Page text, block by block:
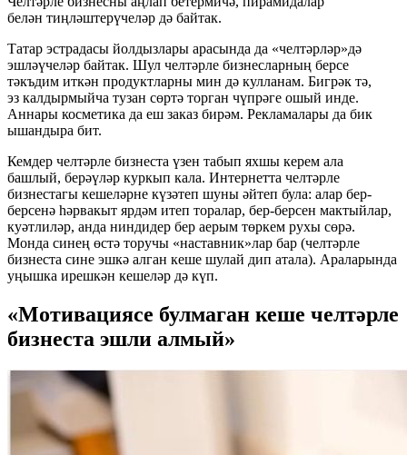
белән тиңләштерүчеләр дә байтак.
Татар эстрадасы йолдызлары арасында да «челтәрләр»дә
эшләүчеләр байтак. Шул челтәрле бизнесларның берсе
тәкъдим иткән продуктларны мин дә кулланам. Бигрәк тә,
эз калдырмыйча тузан сөртә торган чүпрәге ошый инде.
Аннары косметика да еш заказ бирәм. Рекламалары да бик
ышандыра бит.
Кемдер челтәрле бизнеста үзен табып яхшы керем ала
башлый, берәүләр куркып кала. Интернетта челтәрле
бизнестагы кешеләрне күзәтеп шуны әйтеп була: алар бер-
берсенә һәрвакыт ярдәм итеп торалар, бер-берсен мактыйлар,
куәтлиләр, анда ниндидер бер аерым төркем рухы сөрә.
Монда синең өстә торучы «наставник»лар бар (челтәрле
бизнеста сине эшкә алган кеше шулай дип атала). Араларында
уңышка ирешкән кешеләр дә күп.
«Мотивациясе булмаган кеше челтәрле
бизнеста эшли алмый»